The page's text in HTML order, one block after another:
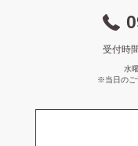
受付時
水
※当日のご